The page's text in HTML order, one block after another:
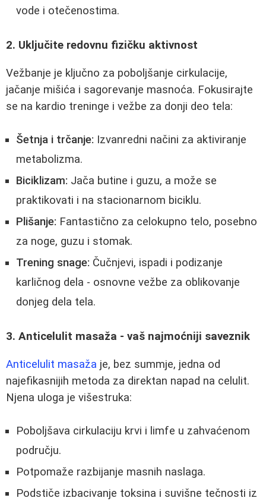
vode i otečenostima.
2. Uključite redovnu fizičku aktivnost
Vežbanje je ključno za poboljšanje cirkulacije,
jačanje mišića i sagorevanje masnoća. Fokusirajte
se na kardio treninge i vežbe za donji deo tela:
Šetnja i trčanje: Izvanredni načini za aktiviranje
metabolizma.
Biciklizam: Jača butine i guzu, a može se
praktikovati i na stacionarnom biciklu.
Plišanje: Fantastično za celokupno telo, posebno
za noge, guzu i stomak.
Trening snage: Čučnjevi, ispadi i podizanje
karličnog dela - osnovne vežbe za oblikovanje
donjeg dela tela.
3. Anticelulit masaža - vaš najmoćniji saveznik
Anticelulit masaža je, bez summje, jedna od
najefikasnijih metoda za direktan napad na celulit.
Njena uloga je višestruka:
Poboljšava cirkulaciju krvi i limfe u zahvaćenom
području.
Potpomaže razbijanje masnih naslaga.
Podstiče izbacivanje toksina i suvišne tečnosti iz